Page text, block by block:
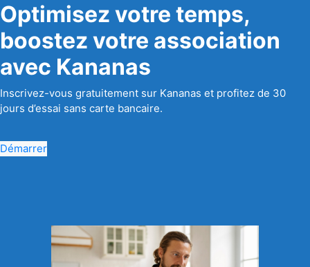
Optimisez votre temps,
boostez votre association
avec Kananas
Inscrivez-vous gratuitement sur Kananas et profitez de 30
jours d’essai sans carte bancaire.
Démarrer